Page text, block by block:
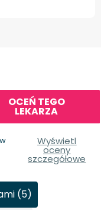
OCEŃ TEGO
LEKARZA
Wyświetl
oceny
szczegółowe
(5)